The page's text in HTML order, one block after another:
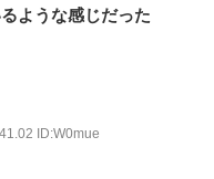
ような感じだった
ID:W0mue